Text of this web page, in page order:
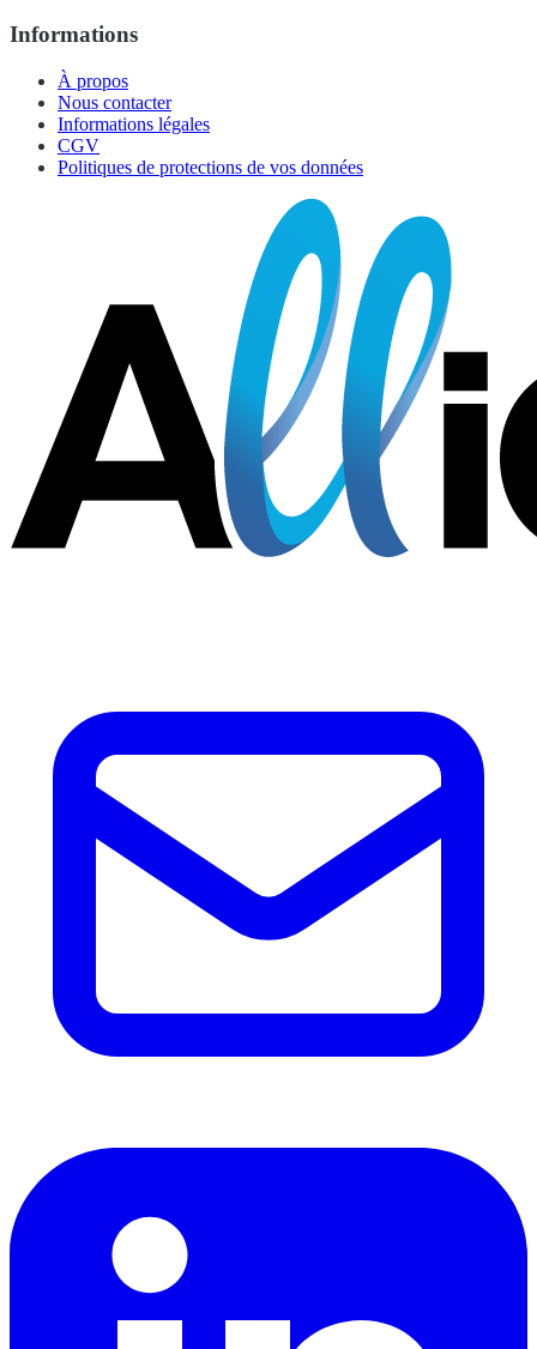
Informations
À propos
Nous contacter
Informations légales
CGV
Politiques de protections de vos données